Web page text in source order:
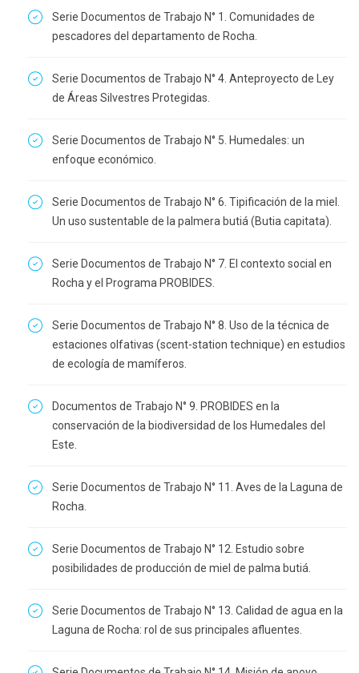
Serie Documentos de Trabajo N° 1. Comunidades de
pescadores del departamento de Rocha.
Serie Documentos de Trabajo N° 4. Anteproyecto de Ley
de Áreas Silvestres Protegidas.
Serie Documentos de Trabajo N° 5. Humedales: un
enfoque económico.
Serie Documentos de Trabajo N° 6. Tipificación de la miel.
Un uso sustentable de la palmera butiá (Butia capitata).
Serie Documentos de Trabajo N° 7. El contexto social en
Rocha y el Programa PROBIDES.
Serie Documentos de Trabajo N° 8. Uso de la técnica de
estaciones olfativas (scent-station technique) en estudios
de ecología de mamíferos.
Documentos de Trabajo N° 9. PROBIDES en la
conservación de la biodiversidad de los Humedales del
Este.
Serie Documentos de Trabajo N° 11. Aves de la Laguna de
Rocha.
Serie Documentos de Trabajo N° 12. Estudio sobre
posibilidades de producción de miel de palma butiá.
Serie Documentos de Trabajo N° 13. Calidad de agua en la
Laguna de Rocha: rol de sus principales afluentes.